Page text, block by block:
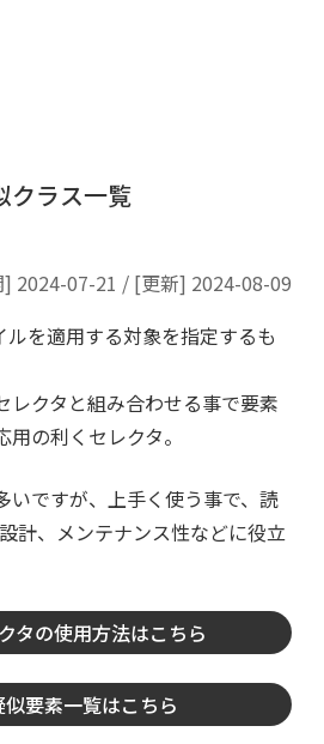
クラス一覧
2024-07-21 / [更新] 2024-08-09
ルを適用する対象を指定するも
レクタと組み合わせる事で要素
の利くセレクタ。
いですが、上手く使う事で、読
計、メンテナンス性などに役立
タの使用方法はこちら
似要素一覧はこちら